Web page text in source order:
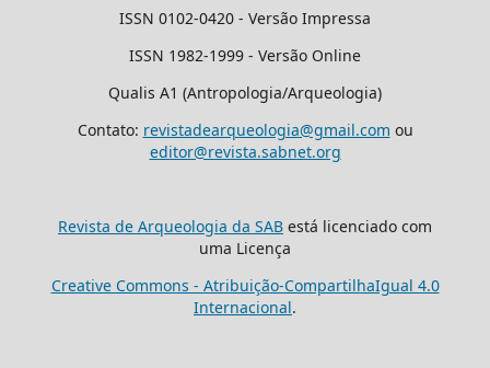
ISSN 0102-0420 - Versão Impressa
ISSN 1982-1999 - Versão Online
Qualis A1 (Antropologia/Arqueologia)
Contato: revistadearqueologia@gmail.com ou
editor@revista.sabnet.org
Revista de Arqueologia da SAB está licenciado com
uma Licença
Creative Commons - Atribuição-CompartilhaIgual 4.0
Internacional.